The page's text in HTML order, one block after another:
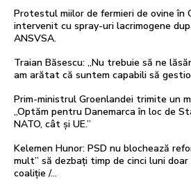
Protestul miilor de fermieri de ovine în
intervenit cu spray-uri lacrimogene
ANSVSA.
Traian Băsescu: „Nu trebuie să ne
am arătat că suntem capabili să
Prim-ministrul Groenlandei trimite un
„Optăm pentru Danemarca în loc de
NATO, cât și UE.”
Kelemen Hunor: PSD nu blochează
mult” să dezbați timp de cinci luni
coaliție /...